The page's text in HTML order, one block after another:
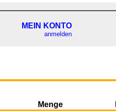
MEIN KONTO
anmelden
Menge